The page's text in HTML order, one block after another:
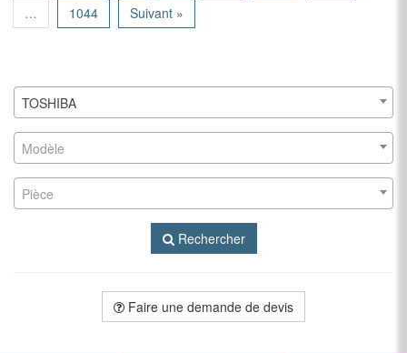
…
1044 Suivant »
TOSHIBA
Modèle
Pièce
Rechercher
Faire une demande de devis